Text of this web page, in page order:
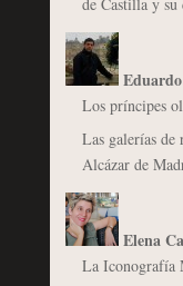
Los príncipes
Las galerías de
Alcázar de
Elena
La Iconografía